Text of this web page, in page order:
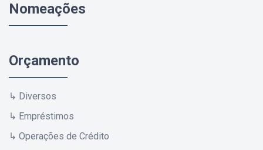
Nomeações
Orçamento
↳ Diversos
↳ Empréstimos
↳ Operações de Crédito